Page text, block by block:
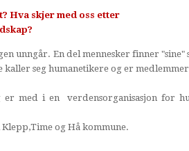
Hva skjer med oss etter
unngår. En del mennesker finner
seg humanetikere og er
med i en verdensorganisasjon for
og Hå kommune.